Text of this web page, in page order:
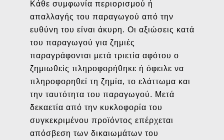
Κάθε συμφωνία περιορισμού ή
απαλλαγής του παραγωγού από την
ευθύνη του είναι άκυρη. Οι αξιώσεις κατά
του παραγωγού για ζημιές
παραγράφονται μετά τριετία αφότου ο
ζημιωθείς πληροφορήθηκε ή όφειλε να
πληροφορηθεί τη ζημία, το ελάττωμα και
την ταυτότητα του παραγωγού. Μετά
δεκαετία από την κυκλοφορία του
συγκεκριμένου προϊόντος επέρχεται
απόσβεση των δικαιωμάτων του